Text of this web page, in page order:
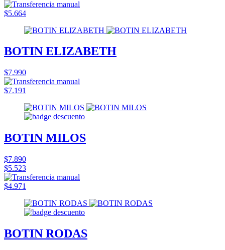
$5.664
BOTIN ELIZABETH
$7.990
$7.191
BOTIN MILOS
$7.890
$5.523
$4.971
BOTIN RODAS